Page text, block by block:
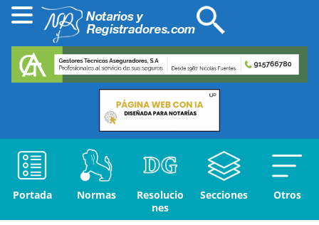
Portada Normas
Resolucio
nes
Secciones Otros